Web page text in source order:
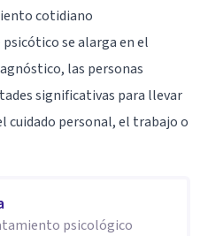
cotidiano
se alarga en el
las personas
significativas para llevar
cuidado personal, el trabajo o
psicológico